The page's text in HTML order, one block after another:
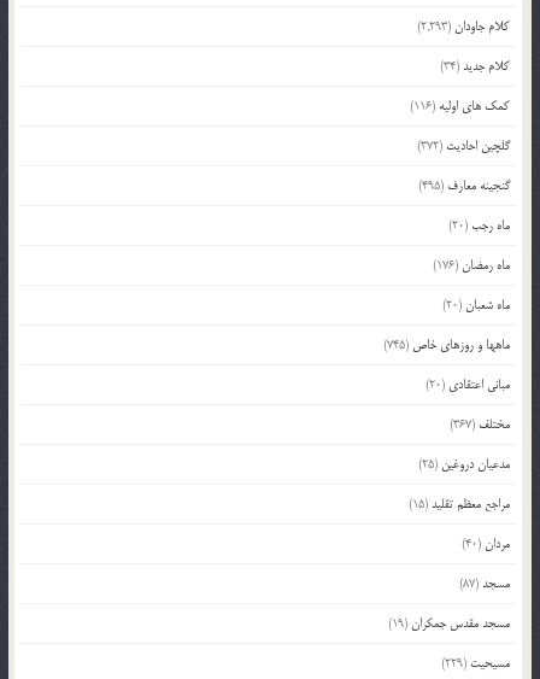
کلام جاودان(2,293)
کلام جدید(34)
کمک های اولیه (116)
گلچین احادیث (372)
گنجینه معارف (495)
ماه رجب(20)
ماه رمضان(176)
ماه شعبان(20)
ماهها و روزهای خاص (745)
مبانی اعتقادی (20)
مختلف (367)
مدعیان دروغین (25)
مراجع معظم تقلید(15)
مردان(40)
مسجد(87)
مسجد مقدس جمکران(19)
مسیحیت (229)